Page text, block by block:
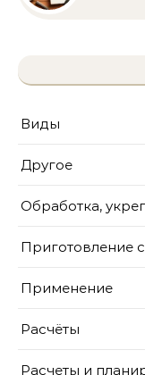
Виды
Другое
Обработка,
Приготовление
Применение
Расчёты
Расчеты и